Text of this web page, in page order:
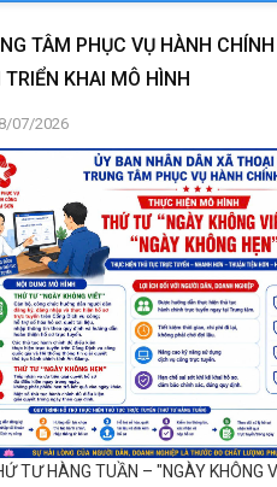
TÂM PHỤC VỤ HÀNH
TRIỂN KHAI MÔ HÌNH
07/2026
TƯ HÀNG TUẦN – "NGÀY KHÔNG